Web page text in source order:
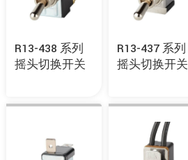
R13-438 系列
摇头切换开关
R13-437 系列
摇头切换开关